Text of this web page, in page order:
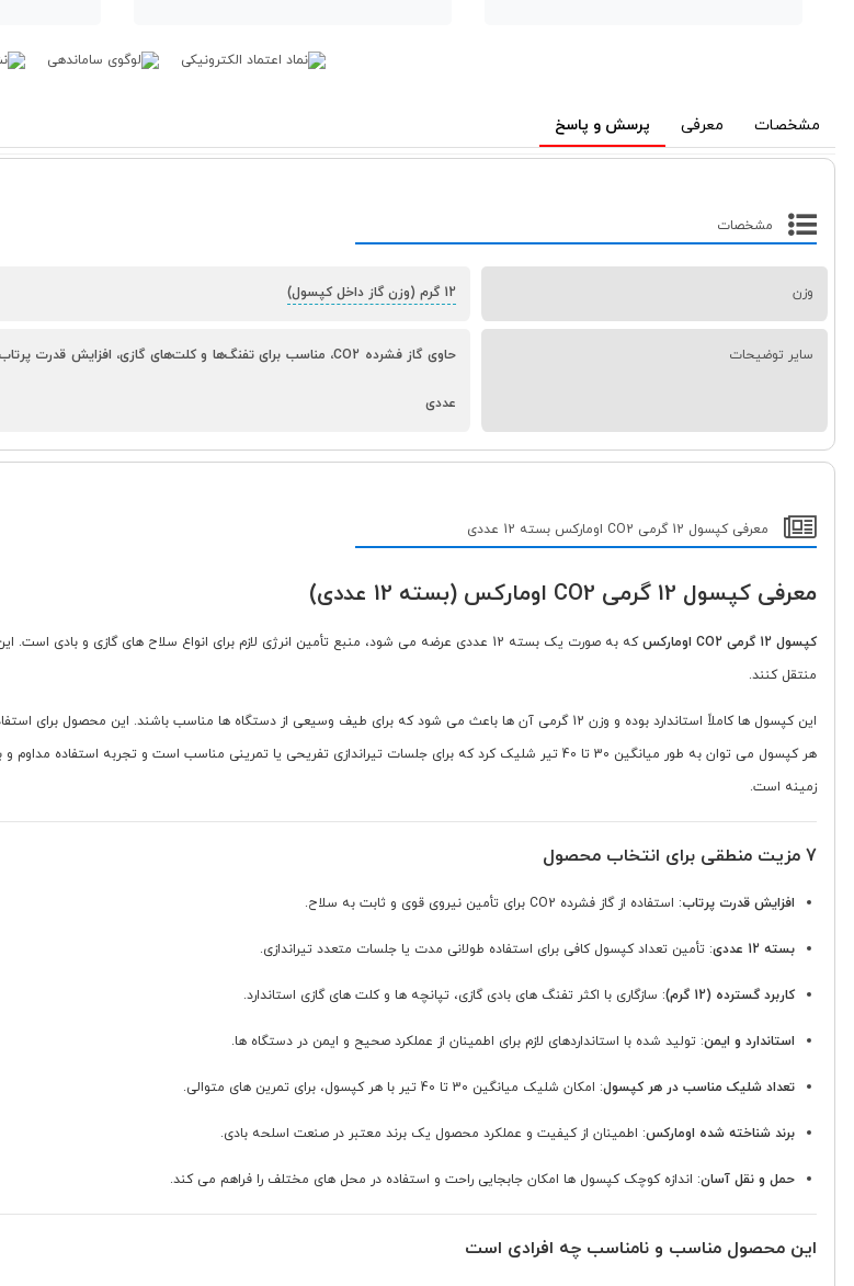
مشخصات معرفی پرسش و پاسخ
مشخصات
وزن 12 گرم (وزن گاز داخل کپسول)
سایر توضیحات
عددی
معرفی کپسول 12 گرمی CO2 اومارکس بسته 12 عددی
معرفی کپسول 12 گرمی CO2 اومارکس (بسته 12 عددی)
کپسول 12 گرمی CO2 اومارکس
منتقل کنند.
این کپسول ها کاملاً استاندارد بوده و وزن 12 گرمی آن ها باعث می شود که برای طیف وسیعی از دستگاه ها مناسب باشند.
زمینه است.
7 مزیت منطقی برای انتخاب محصول
افزایش قدرت پرتاب: استفاده از گاز فشرده CO2 برای تأمین نیروی قوی و ثابت به سلاح.
بسته 12 عددی : تأمین تعداد کپسول کافی برای استفاده طولانی مدت یا جلسات متعدد تیراندازی.
کاربرد گسترده (12 گرم) : سازگاری با اکثر تفنگ های بادی گازی، تپانچه ها و کلت های گازی استاندارد.
استاندارد و ایمن: تولید شده با استانداردهای لازم برای اطمینان از عملکرد صحیح و ایمن در دستگاه ها.
تعداد شلیک مناسب در هر کپسول: امکان شلیک میانگین 30 تا 40 تیر با هر کپسول، برای تمرین های متوالی.
برند شناخته شده اومارکس: اطمینان از کیفیت و عملکرد محصول یک برند معتبر در صنعت اسلحه بادی.
حمل و نقل آسان: اندازه کوچک کپسول ها امکان جابجایی راحت و استفاده در محل های مختلف را فراهم می کند.
این محصول مناسب و نامناسب چه افرادی است